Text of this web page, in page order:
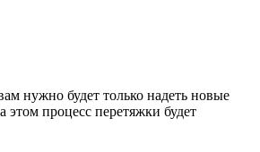
нужно будет только надеть новые
этом процесс перетяжки будет